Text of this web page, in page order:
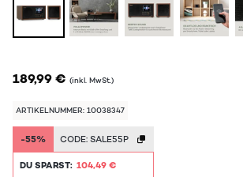
189,99 € (inkl. MwSt.)
ARTIKELNUMMER: 10038347
-55% CODE: SALE55P
DU SPARST: 104,49 €